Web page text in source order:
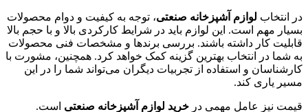
در انتخاب لوازم آشپزخانه صنعتی، توجه به کیفیت و دوام محصولات
بسیار مهم است. این لوازم باید در شرایط کارکردی بالا و با حجم بالا
قابلیت کار داشته باشند. بررسی برندها و مشخصات فنی محصولات
به شما در انتخاب بهترین گزینه کمک خواهد کرد. همچنین، مشورت با
کارشناسان و استفاده از تجربیات دیگران می‌تواند شما را در این
مسیر یاری کند.
قیمت نیز عامل مهمی در خرید لوازم آشپزخانه صنعتی است.